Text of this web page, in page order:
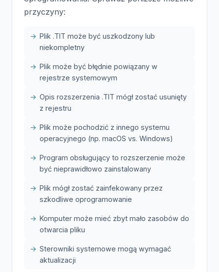
przyczyny:
Plik .TIT może być uszkodzony lub
niekompletny
Plik może być błędnie powiązany w
rejestrze systemowym
Opis rozszerzenia .TIT mógł zostać usunięty
z rejestru
Plik może pochodzić z innego systemu
operacyjnego (np. macOS vs. Windows)
Program obsługujący to rozszerzenie może
być nieprawidłowo zainstalowany
Plik mógł zostać zainfekowany przez
szkodliwe oprogramowanie
Komputer może mieć zbyt mało zasobów do
otwarcia pliku
Sterowniki systemowe mogą wymagać
aktualizacji